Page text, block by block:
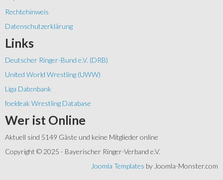
Rechtehinweis
Datenschutzerklärung
Links
Deutscher Ringer-Bund e.V. (DRB)
United World Wrestling (UWW)
Liga Datenbank
foeldeak Wrestling Database
Wer ist Online
Aktuell sind 5149 Gäste und keine Mitglieder online
Copyright © 2025 - Bayerischer Ringer-Verband e.V.
Joomla Templates by Joomla-Monster.com